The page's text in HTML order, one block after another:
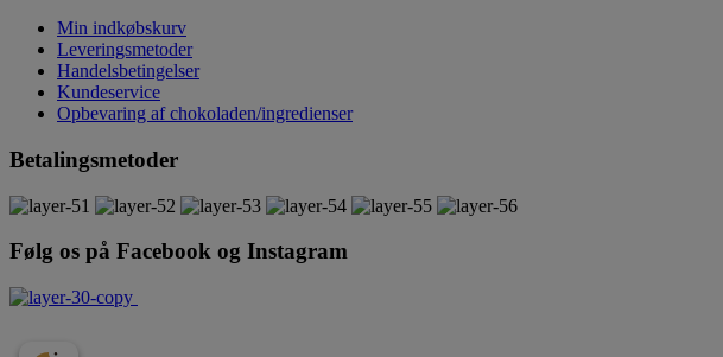
Min indkøbskurv
Leveringsmetoder
Handelsbetingelser
Kundeservice
Opbevaring af chokoladen/ingredienser
Betalingsmetoder
Følg os på Facebook og Instagram